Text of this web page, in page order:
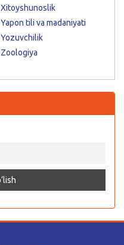
Xitoyshunoslik
Yapon tili va madaniyati
Yozuvchilik
Zoologiya